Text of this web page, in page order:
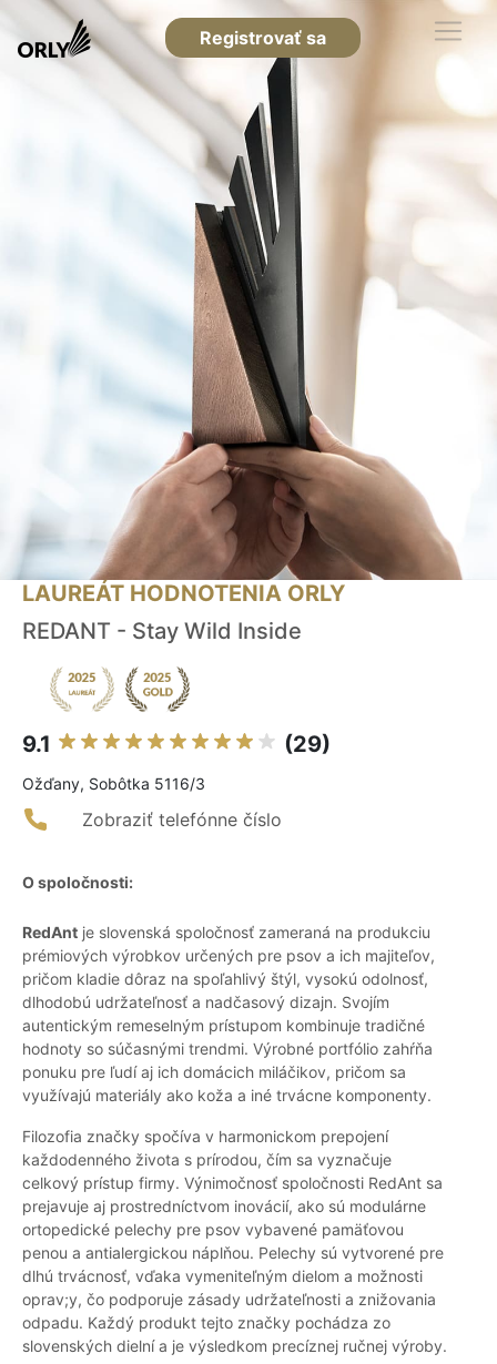
Registrovať sa
LAUREÁT HODNOTENIA ORLY
REDANT - Stay Wild Inside
9.1 (29)
Ožďany, Sobôtka 5116/3
Zobraziť telefónne číslo
O spoločnosti:
RedAnt je slovenská spoločnosť zameraná na produkciu
prémiových výrobkov určených pre psov a ich majiteľov,
pričom kladie dôraz na spoľahlivý štýl, vysokú odolnosť,
dlhodobú udržateľnosť a nadčasový dizajn. Svojím
autentickým remeselným prístupom kombinuje tradičné
hodnoty so súčasnými trendmi. Výrobné portfólio zahŕňa
ponuku pre ľudí aj ich domácich miláčikov, pričom sa
využívajú materiály ako koža a iné trvácne komponenty.
Filozofia značky spočíva v harmonickom prepojení
každodenného života s prírodou, čím sa vyznačuje
celkový prístup firmy. Výnimočnosť spoločnosti RedAnt sa
prejavuje aj prostredníctvom inovácií, ako sú modulárne
ortopedické pelechy pre psov vybavené pamäťovou
penou a antialergickou náplňou. Pelechy sú vytvorené pre
dlhú trvácnosť, vďaka vymeniteľným dielom a možnosti
oprav;y, čo podporuje zásady udržateľnosti a znižovania
odpadu. Každý produkt tejto značky pochádza zo
slovenských dielní a je výsledkom precíznej ručnej výroby.